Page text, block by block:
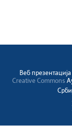
Веб
Creative Commons